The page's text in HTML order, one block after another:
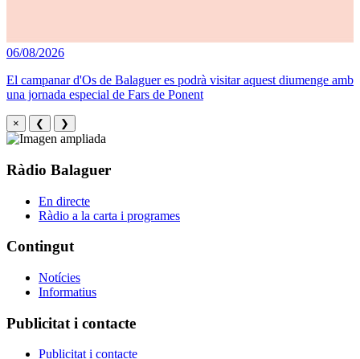
06/08/2026
El campanar d'Os de Balaguer es podrà visitar aquest diumenge amb
una jornada especial de Fars de Ponent
× ❮ ❯
Ràdio Balaguer
En directe
Ràdio a la carta i programes
Contingut
Notícies
Informatius
Publicitat i contacte
Publicitat i contacte